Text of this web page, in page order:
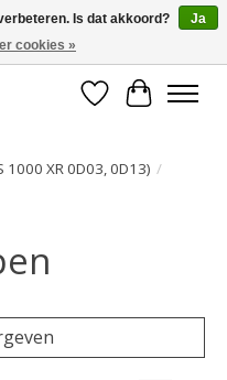
Verlanglijst
1000 XR 0D03, 0D13) /
Is dat akkoord?
Ja
cookies »